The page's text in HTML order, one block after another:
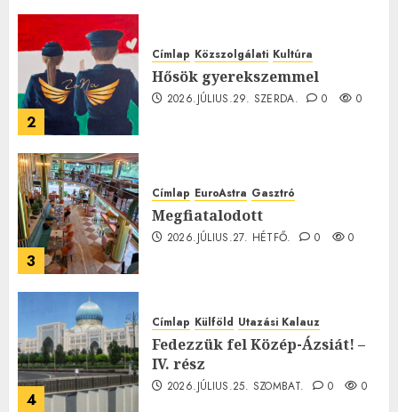
2
Címlap Közszolgálati Kultúra
Hősök gyerekszemmel
2026.JÚLIUS.29. SZERDA. 0 0
3
Címlap EuroAstra Gasztró
Megfiatalodott
2026.JÚLIUS.27. HÉTFŐ. 0 0
4
Címlap Külföld Utazási Kalauz
Fedezzük fel Közép-Ázsiát! –
IV. rész
2026.JÚLIUS.25. SZOMBAT. 0 0